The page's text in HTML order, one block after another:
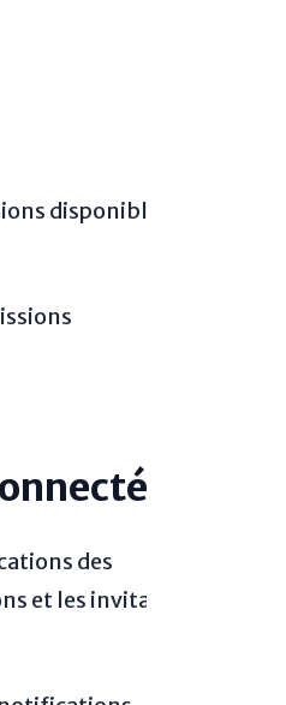
disponibles
des
et les invitations